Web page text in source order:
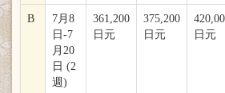
B
7月8
日-7
月20
日 (2
週)
361,200
日元
375,200
日元
日元